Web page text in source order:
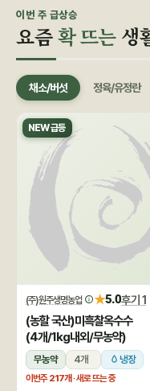
이번 주 급상승
요즘확 뜨는생
채소/버섯 정육/유정란
NEW 급등
(주)원주생명농업 ★5.0후기 1
(농할 국산)미흑찰옥수수
(4개/1kg내외/무농약)
무농약 4개 냉장
이번주217개 · 새로 뜨는 중